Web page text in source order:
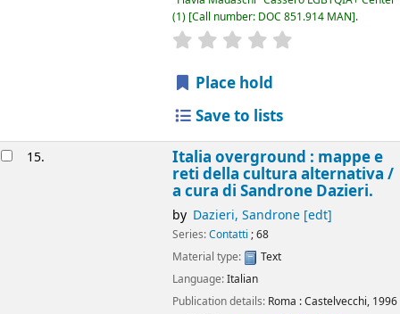
(1) Call number: DOC 851.914 MAN .
star rating
Place hold
Save to lists
15. Italia overground : mappe e
reti della cultura alternativa /
a cura di Sandrone Dazieri.
by Dazieri, Sandrone[edt]
Series:Contatti ; 68
Material type:
Text
Language:Italian
Publication details: Roma :Castelvecchi, 1996